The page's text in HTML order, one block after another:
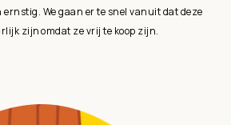
We gaan er te snel vanuit dat deze
zijn omdat ze vrij te koop zijn.